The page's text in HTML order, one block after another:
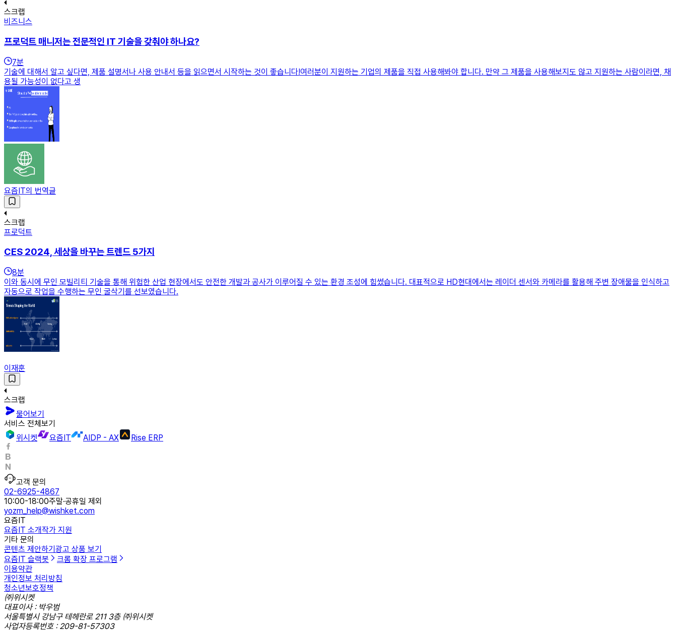
스크랩
비즈니스
프로덕트 매니저는 전문적인 IT 기술을 갖춰야 하나요?
7분
기술에 대해서 알고 싶다면, 제품 설명서나 사용 안내서 등을 읽으면서 시작하는 것이 좋습니다!여러분이 지원하는 기업의 제품을 직접 사용해봐야 합니다. 만약 그 제품을 사용해보지도 않고 지원하는 사람이라면, 채
용될 가능성이 없다고 생
요즘IT의 번역글
스크랩
프로덕트
CES 2024, 세상을 바꾸는 트렌드 5가지
8분
이와 동시에 무인 모빌리티 기술을 통해 위험한 산업 현장에서도 안전한 개발과 공사가 이루어질 수 있는 환경 조성에 힘썼습니다. 대표적으로 HD현대에서는 레이더 센서와 카메라를 활용해 주변 장애물을 인식하고
자동으로 작업을 수행하는 무인 굴삭기를 선보였습니다.
이재훈
스크랩
물어보기
서비스 전체보기
위시켓
요즘IT AIDP - AX Rise ERP
고객 문의
02-6925-4867
10:00-18:00주말·공휴일 제외
yozm_help@wishket.com
요즘IT
요즘IT 소개작가 지원
기타 문의
콘텐츠 제안하기 광고 상품 보기
요즘IT 슬랙봇
크롬 확장 프로그램
이용약관
개인정보 처리방침
청소년보호정책
㈜위시켓
대표이사 : 박우범
서울특별시 강남구 테헤란로 211 3층 ㈜위시켓
사업자등록번호 : 209-81-57303